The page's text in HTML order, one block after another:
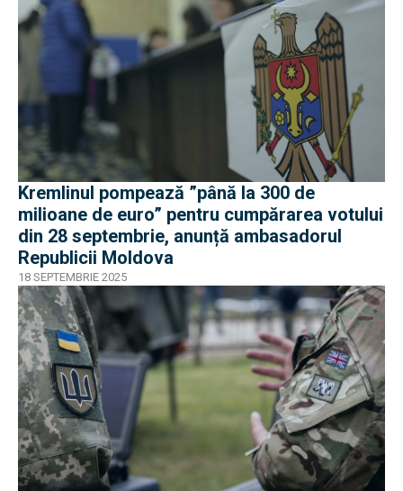
Kremlinul pompează ”până la 300 de
milioane de euro” pentru cumpărarea votului
din 28 septembrie, anunță ambasadorul
Republicii Moldova
18 SEPTEMBRIE 2025